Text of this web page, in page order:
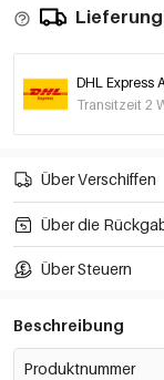
DHL Express
Transitzeit 2
Über Verschiffen
Über die
Über Steuern
Beschreibung
Produktnummer